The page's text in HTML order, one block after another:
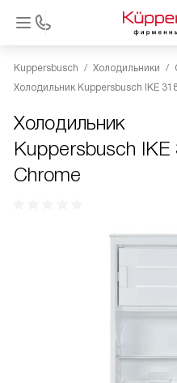
Kuppersbusch Холодильники
Холодильник Kuppersbusch IKE
Холодильник
Kuppersbusch
Chrome